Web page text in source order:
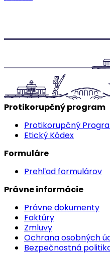
Protikorupčný program
Protikorupčný
Etický Kódex
Formuláre
Prehľad formulárov
Právne informácie
Právne dokumenty
Faktúry
Zmluvy
Ochrana osobných
Bezpečnostná